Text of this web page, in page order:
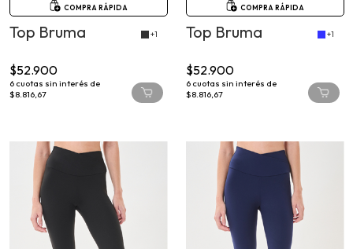
Top Bruma
6cuotas sin interés de
$8.816,67
Top Bruma
6cuotas sin interés de
$8.816,67